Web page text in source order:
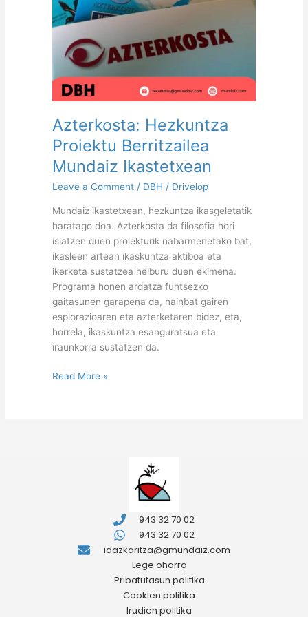
Azterkosta: Hezkuntza
Proiektu Berritzailea
Mundaiz Ikastetxean
Leave a Comment / DBH / Drivelop
Mundaiz ikastetxean, hezkuntza ikasgeletatik
haratago doa. Azterkosta da filosofia hori
islatzen duen proiekturik nabarmenetako bat,
ikasleen artean ikaskuntza aktiboa eta
ikerketa sustatzea helburu duen ekimena.
Programa honen ardatza funtsezko
gaitasunen garapena da, hainbat gairen
esplorazioaren eta azterketaren bidez, eta,
horrela, ikaskuntza esanguratsua eta
iraunkorra sustatzen da.
Read More »
943 32 70 02
943 32 70 02
idazkaritza@gmundaiz.com
Lege oharra
Pribatutasun politika
Cookien politika
Irudien politika